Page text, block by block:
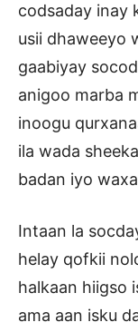
codsaday inay
usii dhaweeyo
gaabiyay
anigoo marba
inoogu
ila wada
badan iyo
Intaan la
helay qofkii
halkaan hiigso
ama aan isku